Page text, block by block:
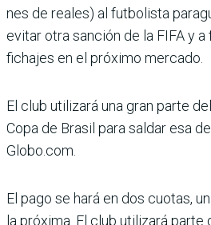
nes de reales) al futbolista
evitar otra sanción de la FIFA y
fichajes en el próximo mercado.
El club utilizará una gran parte
Copa de Brasil para saldar esa
Globo.com.
El pago se hará en dos cuo­tas,
la próxima. El club utilizará